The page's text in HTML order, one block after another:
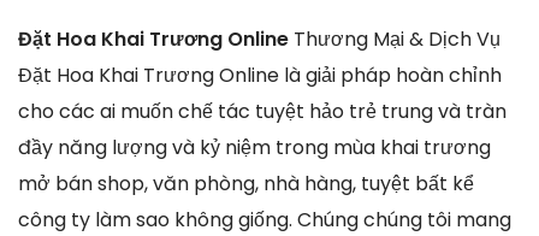
Đặt Hoa Khai Trương Online Thương Mại & Dịch Vụ
Đặt Hoa Khai Trương Online là giải pháp hoàn chỉnh
cho các ai muốn chế tác tuyệt hảo trẻ trung và tràn
đầy năng lượng và kỷ niệm trong mùa khai trương
mở bán shop, văn phòng, nhà hàng, tuyệt bất kể
công ty làm sao không giống. Chúng chúng tôi mang